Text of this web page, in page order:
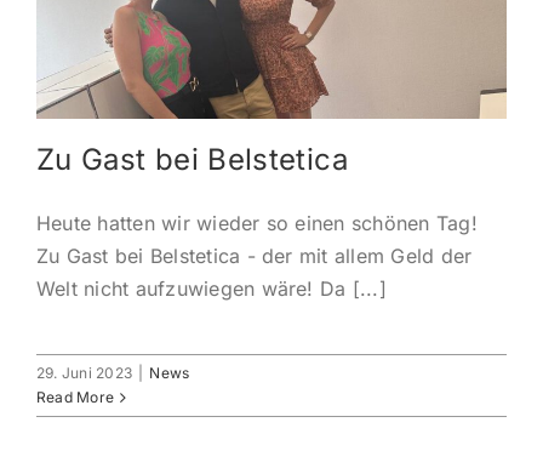
Zu Gast bei Belstetica
Heute hatten wir wieder so einen schönen Tag!
Zu Gast bei Belstetica - der mit allem Geld der
Welt nicht aufzuwiegen wäre! Da [...]
29. Juni 2023
News
Read More